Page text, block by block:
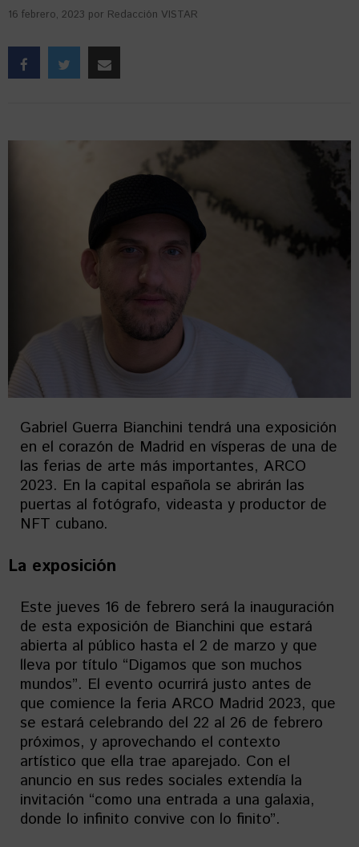
16 febrero, 2023 por Redacción VISTAR
Gabriel Guerra Bianchini tendrá una exposición
en el corazón de Madrid en vísperas de una de
las ferias de arte más importantes, ARCO
2023. En la capital española se abrirán las
puertas al fotógrafo, videasta y productor de
NFT cubano.
La exposición
Este jueves 16 de febrero será la inauguración
de esta exposición de Bianchini que estará
abierta al público hasta el 2 de marzo y que
lleva por título “Digamos que son muchos
mundos”. El evento ocurrirá justo antes de
que comience la feria ARCO Madrid 2023, que
se estará celebrando del 22 al 26 de febrero
próximos, y aprovechando el contexto
artístico que ella trae aparejado. Con el
anuncio en sus redes sociales extendía la
invitación “como una entrada a una galaxia,
donde lo infinito convive con lo finito”.